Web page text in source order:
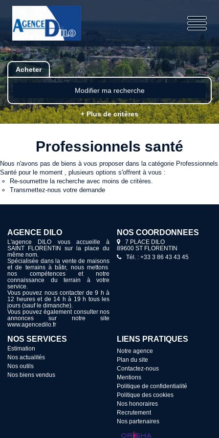
Acheter
Modifier ma recherche
+ Plus de critères
Professionnels santé
Nous n'avons pas de biens à vous proposer dans la catégorie Professionnels
Santé pour le moment , plusieurs options s'offrent à vous :
Re-soumettre la recherche avec moins de critères.
Transmettez-nous votre demande
AGENCE DILO
L'agence DILO vous accueille à
SAINT FLORENTIN sur la place du
même nom.
Spécialisée dans la vente de maisons
et de terrains à bâtir, nous mettons
nos compétences et notre
connaissance du terrain à votre
service.
Vous pouvez nous contacter de 9 h à
12 heures et de 14 h à 19 h tous les
jours (sauf le dimanche).
Vous pouvez également consulter nos
annonces sur notre site
www.agencedilo.fr
NOS COORDONNÉES
7 PLACE DILO
89600 ST FLORENTIN
Tél. : +33 3 86 43 43 45
NOS SERVICES
Estimation
Nos actualités
Nos outils
Nos biens vendus
LIENS PRATIQUES
Notre agence
Plan du site
Contactez-nous
Mentions
Politique de confidentialité
Politique des cookies
Nos honoraires
Recrutement
Nos partenaires